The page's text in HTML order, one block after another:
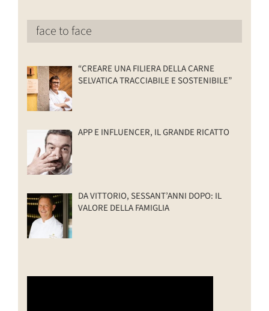
face to face
“CREARE UNA FILIERA DELLA CARNE
SELVATICA TRACCIABILE E SOSTENIBILE”
APP E INFLUENCER, IL GRANDE RICATTO
DA VITTORIO, SESSANT’ANNI DOPO: IL
VALORE DELLA FAMIGLIA